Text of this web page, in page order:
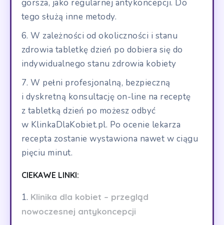
gorsza, jako regularnej antykoncepcji. Do
tego służą inne metody.
W zależności od okoliczności i stanu
zdrowia tabletkę dzień po dobiera się do
indywidualnego stanu zdrowia kobiety
W pełni profesjonalną, bezpieczną
i dyskretną konsultację on-line na receptę
z tabletką dzień po możesz odbyć
w KlinkaDlaKobiet.pl. Po ocenie lekarza
recepta zostanie wystawiona nawet w ciągu
pięciu minut.
CIEKAWE LINKI:
Klinika dla kobiet – przegląd
nowoczesnej antykoncepcji